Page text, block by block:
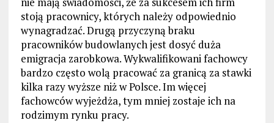
stoją pracownicy, których należy odpowiednio
wynagradzać. Drugą przyczyną braku
pracowników budowlanych jest dosyć duża
emigracja zarobkowa. Wykwalifikowani fachowcy
bardzo często wolą pracować za granicą za stawki
kilka razy wyższe niż w Polsce. Im więcej
fachowców wyjeżdża, tym mniej zostaje ich na
rodzimym rynku pracy.